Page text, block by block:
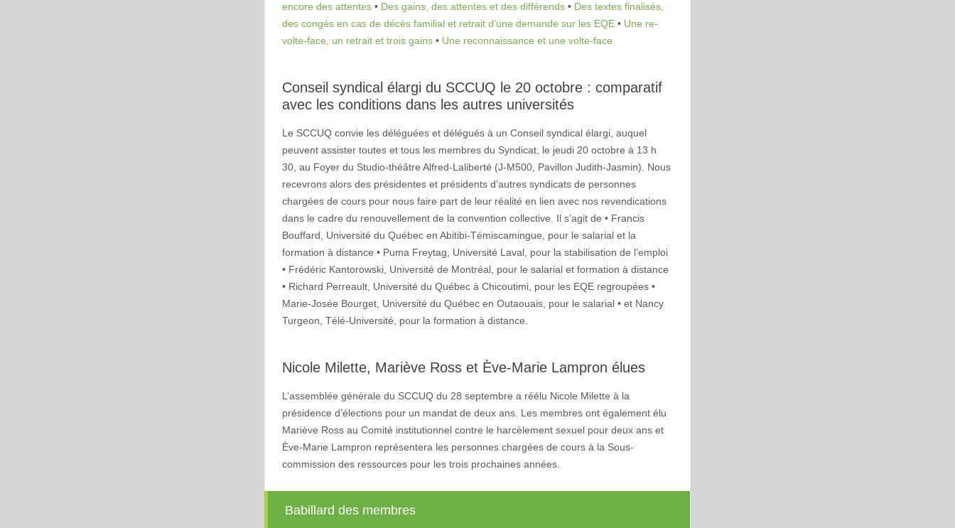
encore des attentes • Des gains, des attentes et des différends • Des textes finalisés,
des congés en cas de décès familial et retrait d’une demande sur les EQE • Une re-
volte-face, un retrait et trois gains • Une reconnaissance et une volte-face
Conseil syndical élargi du SCCUQ le 20 octobre : comparatif
avec les conditions dans les autres universités
Le SCCUQ convie les déléguées et délégués à un Conseil syndical élargi, auquel
peuvent assister toutes et tous les membres du Syndicat, le jeudi 20 octobre à 13 h
30, au Foyer du Studio-théâtre Alfred-Laliberté (J-M500, Pavillon Judith-Jasmin). Nous
recevrons alors des présidentes et présidents d’autres syndicats de personnes
chargées de cours pour nous faire part de leur réalité en lien avec nos revendications
dans le cadre du renouvellement de la convention collective. Il s’agit de • Francis
Bouffard, Université du Québec en Abitibi-Témiscamingue, pour le salarial et la
formation à distance • Puma Freytag, Université Laval, pour la stabilisation de l’emploi
• Frédéric Kantorowski, Université de Montréal, pour le salarial et formation à distance
• Richard Perreault, Université du Québec à Chicoutimi, pour les EQE regroupées •
Marie-Josée Bourget, Université du Québec en Outaouais, pour le salarial • et Nancy
Turgeon, Télé-Université, pour la formation à distance.
Nicole Milette, Mariève Ross et Ève-Marie Lampron élues
L’assemblée générale du SCCUQ du 28 septembre a réélu Nicole Milette à la
présidence d’élections pour un mandat de deux ans. Les membres ont également élu
Mariève Ross au Comité institutionnel contre le harcèlement sexuel pour deux ans et
Ève-Marie Lampron représentera les personnes chargées de cours à la Sous-
commission des ressources pour les trois prochaines années.
Babillard des membres